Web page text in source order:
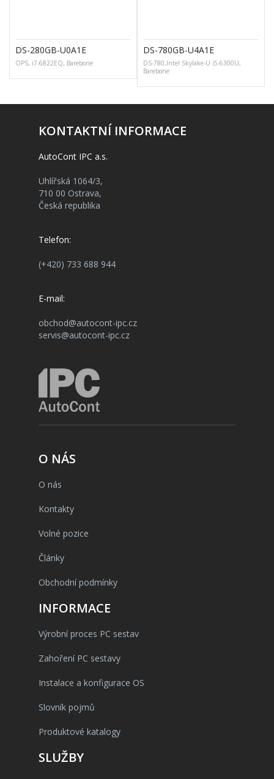
DS-280GB-U0A1E
OPS, i7-6822EQ, Barebone
DS-780GB-U4A1E
DS-780,Intel Skylake-U i5-6300U,
Barebone
KONTAKTNÍ INFORMACE
AutoCont IPC a.s.
Uhlířská 1064/3,
710 00 Ostrava,
Česká republika
Telefon:
(+420) 733 688 944
E-mail:
obchod@autocont-ipc.cz
servis@autocont-ipc.cz
O NÁS
O nás
Kontakty
Volné pozice
Články
Obchodní podmínky
INFORMACE
Výrobní proces PC sestav
Zahoření PC sestavy
Instalace a konfigurace OS
Slovník pojmů
Produktové katalogy
SLUŽBY